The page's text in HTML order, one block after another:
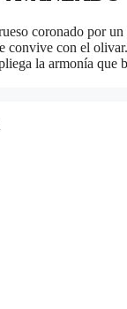
coronado por
convive con el
la armonía que